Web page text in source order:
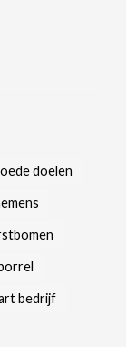
doelen
bedrijf